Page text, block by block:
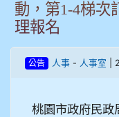
動，第1-4梯次
理報名
公告 人事- 人事室 |
桃園市政府民政